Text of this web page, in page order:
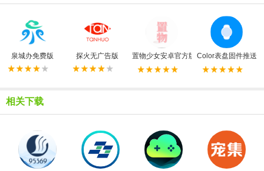
泉城办免费版 探火无广告版 置物少女安卓官方版 Color表盘固件推送
相关下载